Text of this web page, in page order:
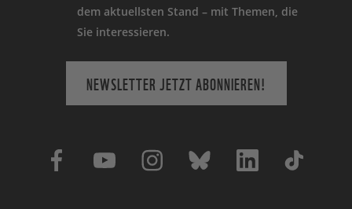
dem aktuellsten Stand – mit Themen, die
Sie interessieren.
NEWSLETTER JETZT ABONNIEREN!